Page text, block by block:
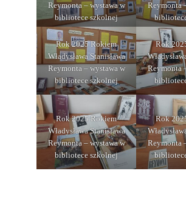
Reymonta – wystawa w
bibliotece szkolnej
Reymonta
Rok 2025 Rokiem
Władysława Stanisława
Reymonta – wystawa w
bibliotece szkolnej
Rok
Reymonta
Rok 2025 Rokiem
Władysława Stanisława
Reymonta – wystawa w
bibliotece szkolnej
Rok
Reymonta